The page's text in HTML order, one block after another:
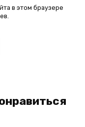
в этом браузере